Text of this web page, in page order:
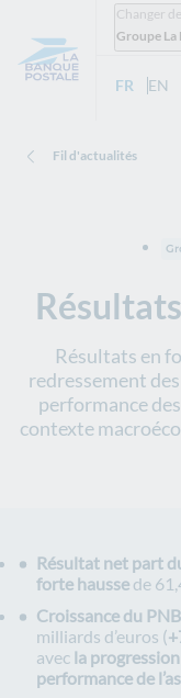
Changer
Groupe La
FR -EN
Fil d'actualités
Résultats en
redressement
performance
contexte
Résultat net part
forte hausse de
Croissance du
milliards d’euros (
avec la
performance de